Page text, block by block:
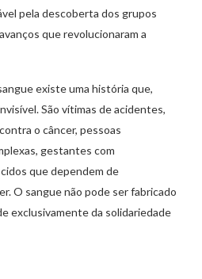
pela descoberta dos grupos
que revolucionaram a
existe uma história que,
São vítimas de acidentes,
o câncer, pessoas
gestantes com
que dependem de
O sangue não pode ser fabricado
exclusivamente da solidariedade